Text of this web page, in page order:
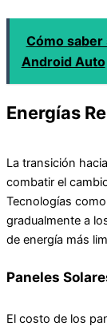
Cómo
Android Auto
Energías
La transición hacia
combatir el
Tecnologías
gradualmente a
de energía más
Paneles
El costo de los